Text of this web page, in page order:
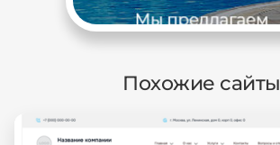
Похожие сайты